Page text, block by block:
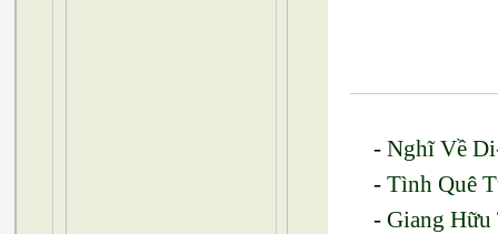
-Nghĩ Về
-Tình Quê
-Giang Hữu